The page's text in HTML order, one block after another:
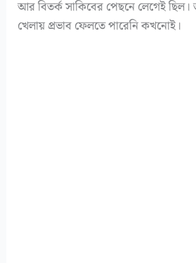
আর বিতর্ক সাকিবের পেছনে লেগেই ছিল।
খেলায় প্রভাব ফেলতে পারেনি কখনোই।